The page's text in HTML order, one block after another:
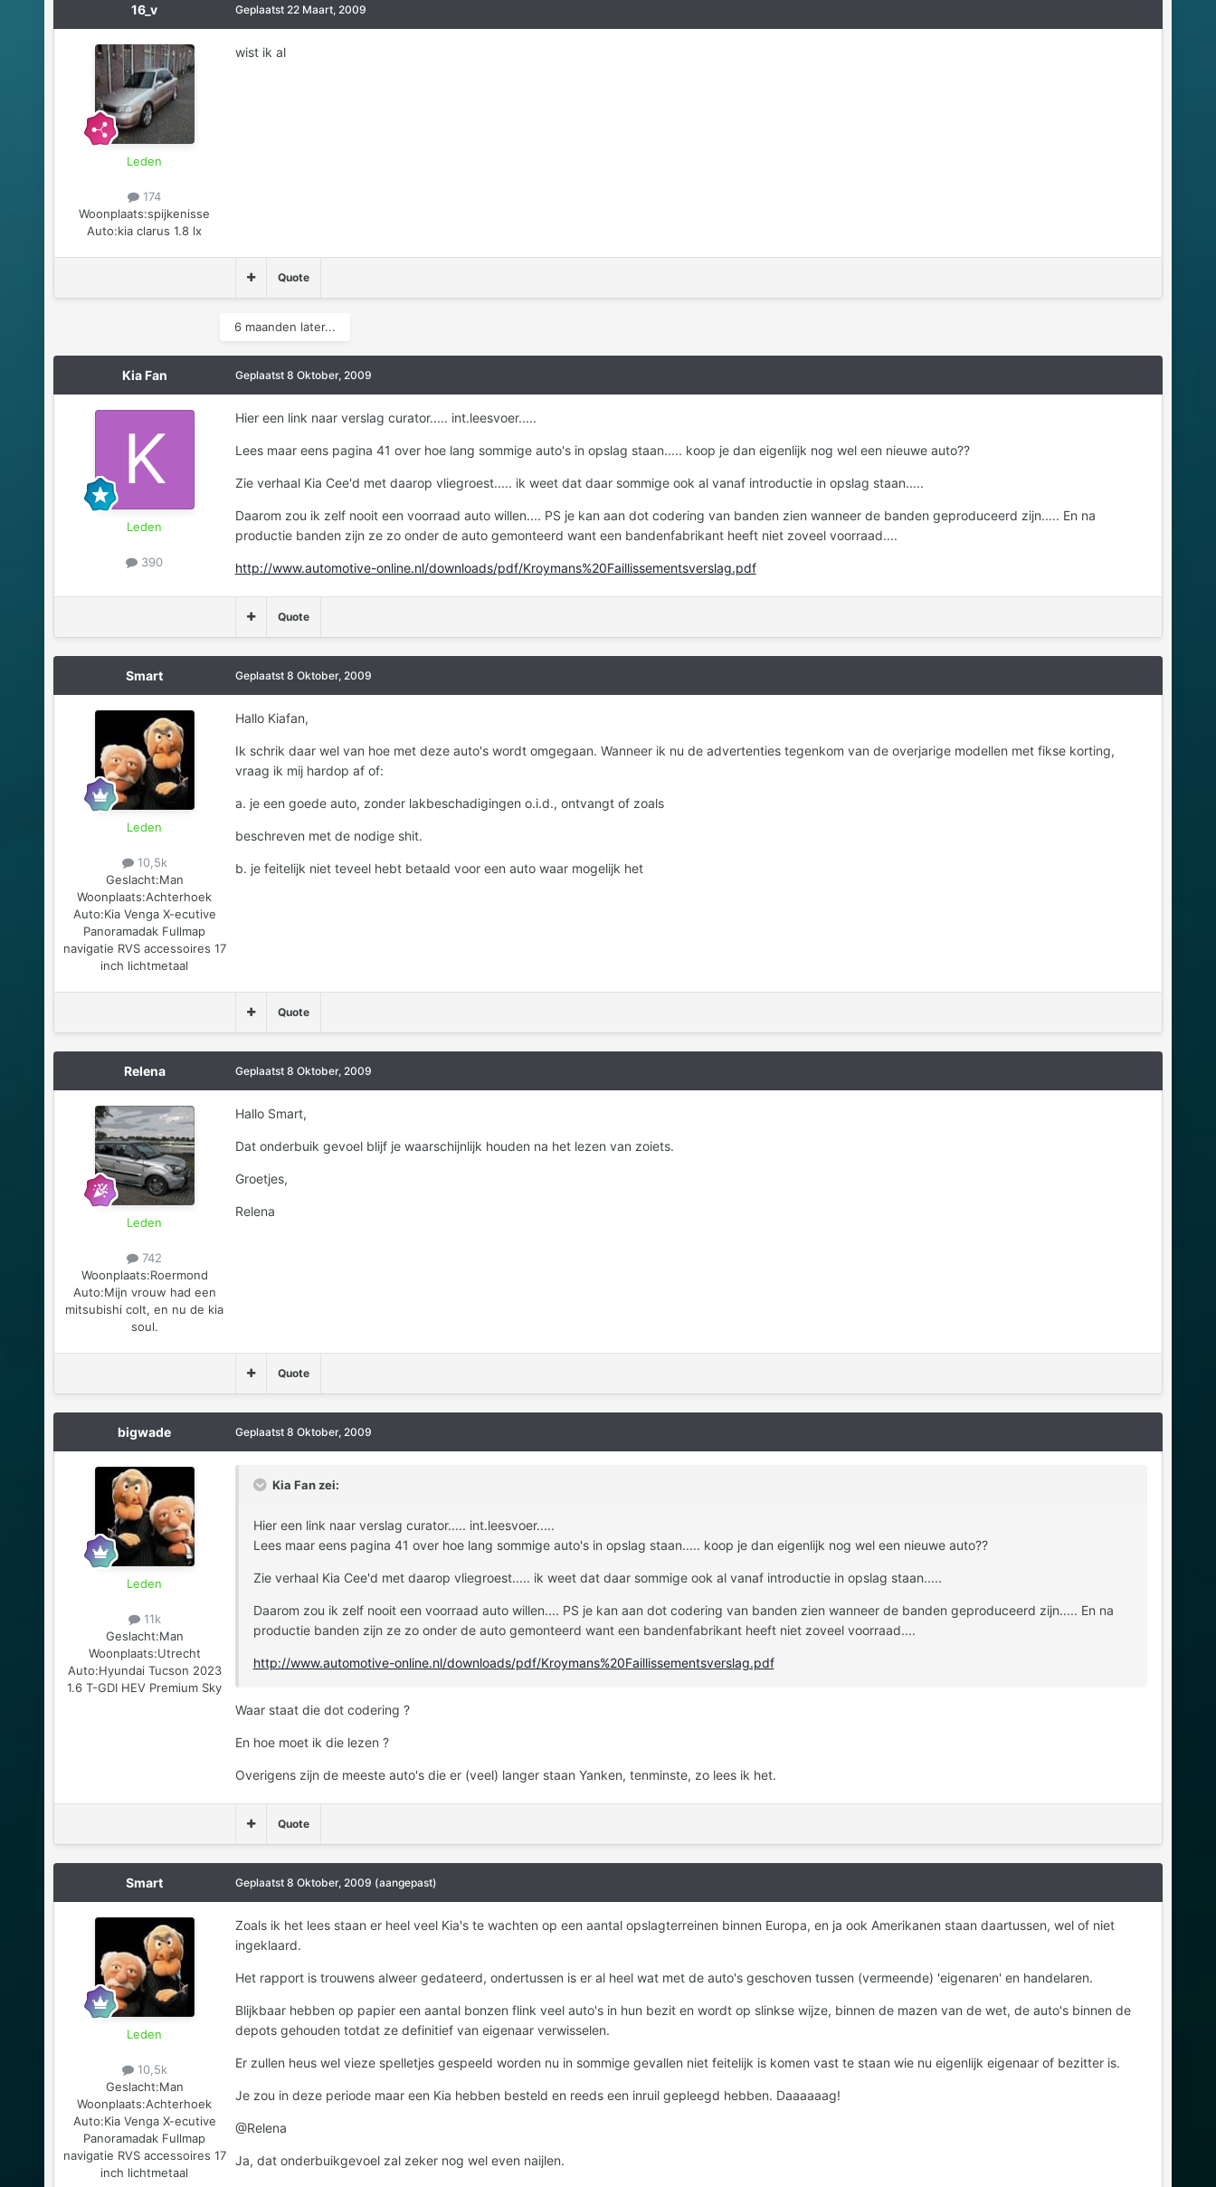
16_v
Leden
174
Woonplaats:spijkenisse
Auto:kia clarus 1.8 lx
Geplaatst 22 Maart, 2009
wist ik al
Quote
6 maanden later...
Kia Fan
Leden
390
Geplaatst 8 Oktober, 2009
Hier een link naar verslag curator..... int.leesvoer.....
Lees maar eens pagina 41 over hoe lang sommige auto's in opslag staan..... koop je dan eigenlijk nog wel een nieuwe auto??
Zie verhaal Kia Cee'd met daarop vliegroest..... ik weet dat daar sommige ook al vanaf introductie in opslag staan.....
Daarom zou ik zelf nooit een voorraad auto willen.... PS je kan aan dot codering van banden zien wanneer de banden geproduceerd zijn..... En na
productie banden zijn ze zo onder de auto gemonteerd want een bandenfabrikant heeft niet zoveel voorraad....
http://www.automotive-online.nl/downloads/pdf/Kroymans%20Faillissementsverslag.pdf
Quote
Smart
Leden
10,5k
Geslacht:Man
Woonplaats:Achterhoek
Auto:Kia Venga X-ecutive
Panoramadak Fullmap
navigatie RVS accessoires 17
inch lichtmetaal
Geplaatst 8 Oktober, 2009
Hallo Kiafan,
Ik schrik daar wel van hoe met deze auto's wordt omgegaan. Wanneer ik nu de advertenties tegenkom van de overjarige modellen met fikse korting,
vraag ik mij hardop af of:
a. je een goede auto, zonder lakbeschadigingen o.i.d., ontvangt of zoals
beschreven met de nodige shit.
b. je feitelijk niet teveel hebt betaald voor een auto waar mogelijk het
Quote
Relena
Leden
742
Woonplaats:Roermond
Auto:Mijn vrouw had een
mitsubishi colt, en nu de kia
soul.
Geplaatst 8 Oktober, 2009
Hallo Smart,
Dat onderbuik gevoel blijf je waarschijnlijk houden na het lezen van zoiets.
Groetjes,
Relena
Quote
bigwade
Leden
11k
Geslacht:Man
Woonplaats:Utrecht
Auto:Hyundai Tucson 2023
1.6 T-GDI HEV Premium Sky
Geplaatst 8 Oktober, 2009
Kia Fan zei:
Hier een link naar verslag curator..... int.leesvoer.....
Lees maar eens pagina 41 over hoe lang sommige auto's in opslag staan..... koop je dan eigenlijk nog wel een nieuwe auto??
Zie verhaal Kia Cee'd met daarop vliegroest..... ik weet dat daar sommige ook al vanaf introductie in opslag staan.....
Daarom zou ik zelf nooit een voorraad auto willen.... PS je kan aan dot codering van banden zien wanneer de banden geproduceerd zijn..... En na
productie banden zijn ze zo onder de auto gemonteerd want een bandenfabrikant heeft niet zoveel voorraad....
http://www.automotive-online.nl/downloads/pdf/Kroymans%20Faillissementsverslag.pdf
Waar staat die dot codering ?
En hoe moet ik die lezen ?
Overigens zijn de meeste auto's die er (veel) langer staan Yanken, tenminste, zo lees ik het.
Quote
Smart
Leden
10,5k
Geslacht:Man
Woonplaats:Achterhoek
Auto:Kia Venga X-ecutive
Panoramadak Fullmap
navigatie RVS accessoires 17
inch lichtmetaal
Geplaatst 8 Oktober, 2009 (aangepast)
Zoals ik het lees staan er heel veel Kia's te wachten op een aantal opslagterreinen binnen Europa, en ja ook Amerikanen staan daartussen, wel of niet
ingeklaard.
Het rapport is trouwens alweer gedateerd, ondertussen is er al heel wat met de auto's geschoven tussen (vermeende) 'eigenaren' en handelaren.
Blijkbaar hebben op papier een aantal bonzen flink veel auto's in hun bezit en wordt op slinkse wijze, binnen de mazen van de wet, de auto's binnen de
depots gehouden totdat ze definitief van eigenaar verwisselen.
Er zullen heus wel vieze spelletjes gespeeld worden nu in sommige gevallen niet feitelijk is komen vast te staan wie nu eigenlijk eigenaar of bezitter is.
Je zou in deze periode maar een Kia hebben besteld en reeds een inruil gepleegd hebben. Daaaaaag!
@Relena
Ja, dat onderbuikgevoel zal zeker nog wel even naijlen.